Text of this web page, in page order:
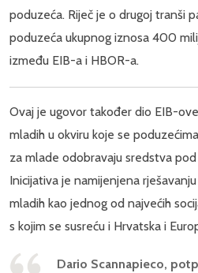
poduzeća. Riječ je o drugoj tranši
poduzeća ukupnog iznosa 400
između EIB-a i HBOR-a.
Ovaj je ugovor također dio EIB-
mladih u okviru koje se
za mlade odobravaju sredstva
Inicijativa je namijenjena
mladih kao jednog od najvećih
s kojim se susreću i Hrvatska i
Dario Scannapieco,